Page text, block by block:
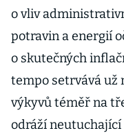
o vliv
potravin a energií
o skutečných
tempo setrvává už
výkyvů téměř na
odráží neutuchající